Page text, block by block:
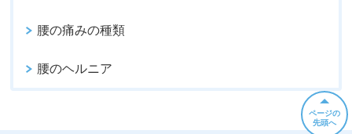
腰の痛みの種類
腰のヘルニア
ページの
先頭へ